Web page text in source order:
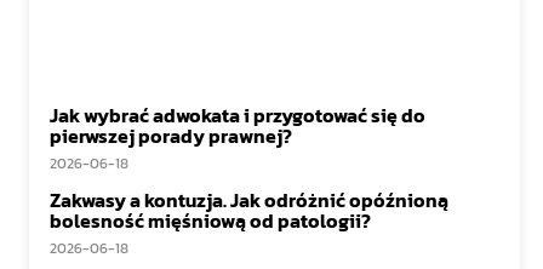
Jak wybrać adwokata i przygotować się do
pierwszej porady prawnej?
2026-06-18
Zakwasy a kontuzja. Jak odróżnić opóźnioną
bolesność mięśniową od patologii?
2026-06-18